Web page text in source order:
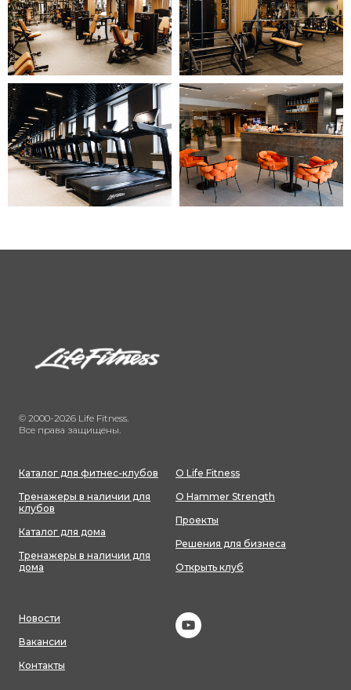
© 2000-2026 Life Fitness.
Все права защищены.
Каталог для фитнес-клубов
Тренажеры в наличии для
клубов
Каталог для дома
Тренажеры в наличии для
дома
О Life Fitness
О Hammer Strength
Проекты
Решения для бизнеса
Открыть клуб
Новости
Вакансии
Контакты